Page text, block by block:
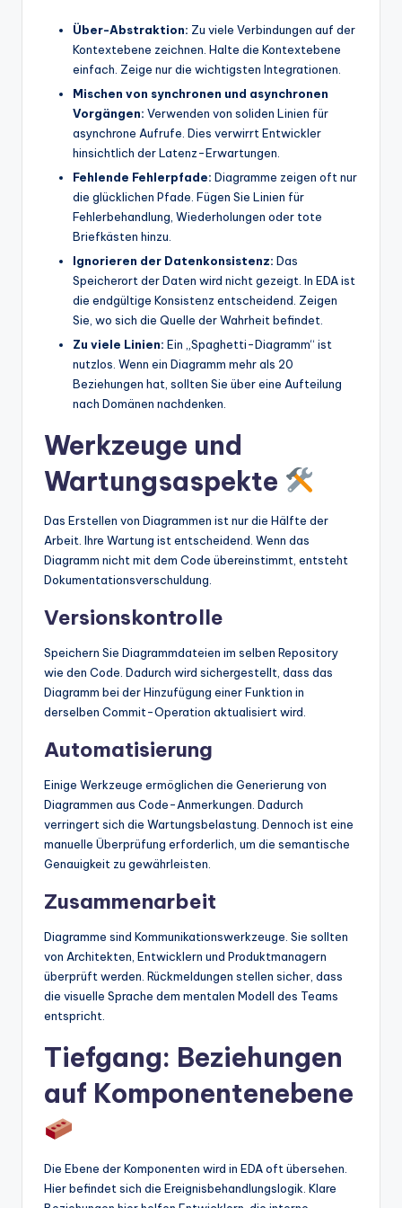
Über-Abstraktion: Zu viele Verbindungen auf der
Kontextebene zeichnen. Halte die Kontextebene
einfach. Zeige nur die wichtigsten Integrationen.
Mischen von synchronen und asynchronen
Vorgängen: Verwenden von soliden Linien für
asynchrone Aufrufe. Dies verwirrt Entwickler
hinsichtlich der Latenz-Erwartungen.
Fehlende Fehlerpfade: Diagramme zeigen oft nur
die glücklichen Pfade. Fügen Sie Linien für
Fehlerbehandlung, Wiederholungen oder tote
Briefkästen hinzu.
Ignorieren der Datenkonsistenz: Das
Speicherort der Daten wird nicht gezeigt. In EDA ist
die endgültige Konsistenz entscheidend. Zeigen
Sie, wo sich die Quelle der Wahrheit befindet.
Zu viele Linien: Ein „Spaghetti-Diagramm“ ist
nutzlos. Wenn ein Diagramm mehr als 20
Beziehungen hat, sollten Sie über eine Aufteilung
nach Domänen nachdenken.
Werkzeuge und
Wartungsaspekte
Das Erstellen von Diagrammen ist nur die Hälfte der
Arbeit. Ihre Wartung ist entscheidend. Wenn das
Diagramm nicht mit dem Code übereinstimmt, entsteht
Dokumentationsverschuldung.
Versionskontrolle
Speichern Sie Diagrammdateien im selben Repository
wie den Code. Dadurch wird sichergestellt, dass das
Diagramm bei der Hinzufügung einer Funktion in
derselben Commit-Operation aktualisiert wird.
Automatisierung
Einige Werkzeuge ermöglichen die Generierung von
Diagrammen aus Code-Anmerkungen. Dadurch
verringert sich die Wartungsbelastung. Dennoch ist eine
manuelle Überprüfung erforderlich, um die semantische
Genauigkeit zu gewährleisten.
Zusammenarbeit
Diagramme sind Kommunikationswerkzeuge. Sie sollten
von Architekten, Entwicklern und Produktmanagern
überprüft werden. Rückmeldungen stellen sicher, dass
die visuelle Sprache dem mentalen Modell des Teams
entspricht.
Tiefgang: Beziehungen
auf Komponentenebene
Die Ebene der Komponenten wird in EDA oft übersehen.
Hier befindet sich die Ereignisbehandlungslogik. Klare